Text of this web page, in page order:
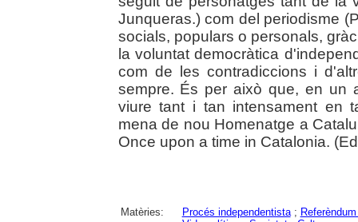
Junqueras.) com del periodisme
socials, populars o personals,
la voluntat democràtica
com de les contradiccions i
sempre. És per això que, en un
viure tant i tan intensament en
mena de nou Homenatge a
Once upon a time in Catalonia.
Matèries: Procés independentista;